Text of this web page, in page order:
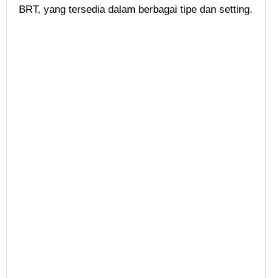
BRT, yang tersedia dalam berbagai tipe dan setting.